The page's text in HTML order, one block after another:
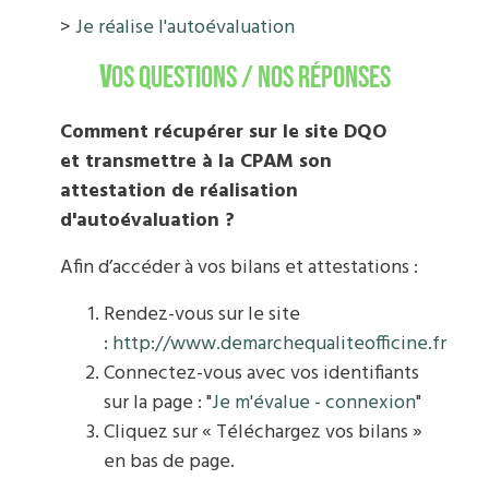
>Je réalise l'autoévaluation
Vos questions / nos réponses
Comment récupérer sur le site DQO
et transmettre à la CPAM son
attestation de réalisation
d'autoévaluation ?
Afin d’accéder à vos bilans et attestations :
Rendez-vous sur le site
: http://www.demarchequaliteofficine.fr
Connectez-vous avec vos identifiants
sur la page : "Je m'évalue - connexion"
Cliquez sur « Téléchargez vos bilans »
en bas de page.